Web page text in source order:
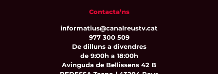
Contacta’ns
informatius@canalreustv.cat
977 300 509
De dilluns a divendres
de 9:00h a 18:00h
Avinguda de Bellissens 42 B